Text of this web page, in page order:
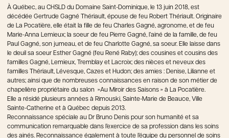
À Québec, au CHSLD du Domaine Saint-Dominique, le 13 juin 2018, est
décédée Gertrude Gagné Thériault, épouse de feu Robert Thériault. Originaire
de La Pocatière, elle était la fille de feu Charles Gagné, agronome, et de feu
Marie-Anna Lemieux; la soeur de feu Pierre Gagné, l’ainé de la famille, de feu
Paul Gagné, son jumeau, et de feu Charlotte Gagné, sa soeur. Elle laisse dans
le deuil sa soeur Esther Gagné (feu René Raby); des cousines et cousins des
familles Gagné, Lemieux, Tremblay et Lacroix; des nièces et neveux des
familles Thériault, Lévesque, Cazes et Hudon; des amies : Denise, Lilianne et
autres; ainsi que de nombreuses connaissances en raison de son métier de
chapelière propriétaire du salon »Au Miroir des Saisons » à La Pocatière.
Elle a résidé plusieurs années à Rimouski, Sainte-Marie de Beauce, Ville
Sainte-Catherine et à Québec depuis 2013.
Reconnaissance spéciale au Dr Bruno Denis pour son humanité et sa
communication remarquable dans l’exercice de sa profession dans les soins
des ainés. Reconnaissance également à toute l’équipe du personnel de soins